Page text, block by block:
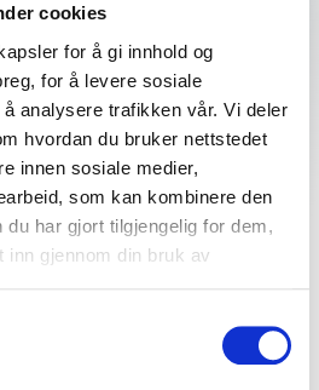
cookies
for å gi innhold og
for å levere sosiale
analysere trafikken vår. Vi deler
hvordan du bruker nettstedet
innen sosiale medier,
som kan kombinere den
du har gjort tilgjengelig for dem,
inn gjennom din bruk av
å matche våre
med